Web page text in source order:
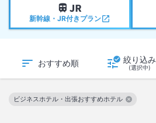
新幹線・JR付きプラン
おすすめ順 絞り込み
(選択中)
ビジネスホテル・出張おすすめホテル
この絞り込み条件を解除